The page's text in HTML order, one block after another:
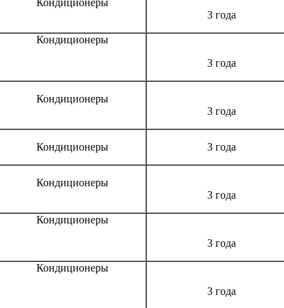
3 года
Кондиционеры
3 года
Кондиционеры
3 года
Кондиционеры 3 года
Кондиционеры
3 года
Кондиционеры
3 года
Кондиционеры
3 года